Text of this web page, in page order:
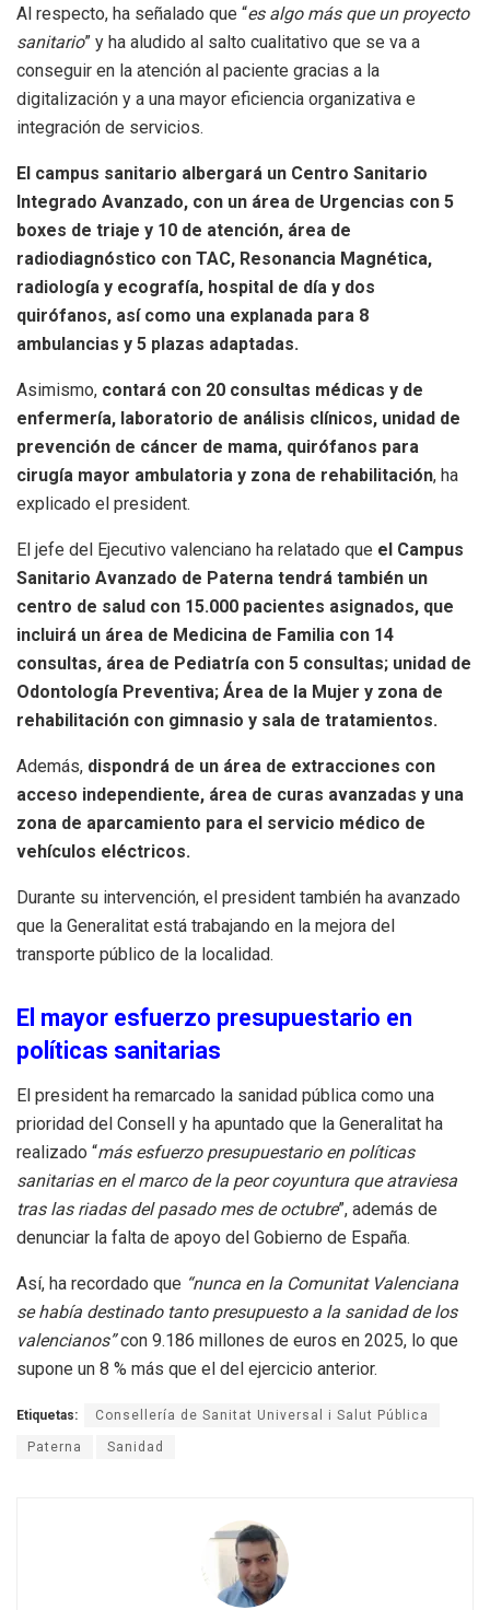
Al respecto, ha señalado que “es algo más que un proyecto
sanitario” y ha aludido al salto cualitativo que se va a
conseguir en la atención al paciente gracias a la
digitalización y a una mayor eficiencia organizativa e
integración de servicios.
El campus sanitario albergará un Centro Sanitario
Integrado Avanzado, con un área de Urgencias con 5
boxes de triaje y 10 de atención, área de
radiodiagnóstico con TAC, Resonancia Magnética,
radiología y ecografía, hospital de día y dos
quirófanos, así como una explanada para 8
ambulancias y 5 plazas adaptadas.
Asimismo, contará con 20 consultas médicas y de
enfermería, laboratorio de análisis clínicos, unidad de
prevención de cáncer de mama, quirófanos para
cirugía mayor ambulatoria y zona de rehabilitación, ha
explicado el president.
El jefe del Ejecutivo valenciano ha relatado que el Campus
Sanitario Avanzado de Paterna tendrá también un
centro de salud con 15.000 pacientes asignados, que
incluirá un área de Medicina de Familia con 14
consultas, área de Pediatría con 5 consultas; unidad de
Odontología Preventiva; Área de la Mujer y zona de
rehabilitación con gimnasio y sala de tratamientos.
Además, dispondrá de un área de extracciones con
acceso independiente, área de curas avanzadas y una
zona de aparcamiento para el servicio médico de
vehículos eléctricos.
Durante su intervención, el president también ha avanzado
que la Generalitat está trabajando en la mejora del
transporte público de la localidad.
El mayor esfuerzo presupuestario en
políticas sanitarias
El president ha remarcado la sanidad pública como una
prioridad del Consell y ha apuntado que la Generalitat ha
realizado “más esfuerzo presupuestario en políticas
sanitarias en el marco de la peor coyuntura que atraviesa
tras las riadas del pasado mes de octubre”, además de
denunciar la falta de apoyo del Gobierno de España.
Así, ha recordado que “nunca en la Comunitat Valenciana
se había destinado tanto presupuesto a la sanidad de los
valencianos”con 9.186 millones de euros en 2025, lo que
supone un 8 % más que el del ejercicio anterior.
Etiquetas: Consellería de Sanitat Universal i Salut Pública
Paterna Sanidad